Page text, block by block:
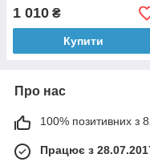
1 010 ₴
Купити
Про нас
100% позитивних з
Працює з